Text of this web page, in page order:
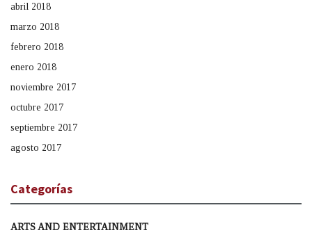
abril 2018
marzo 2018
febrero 2018
enero 2018
noviembre 2017
octubre 2017
septiembre 2017
agosto 2017
Categorías
ARTS AND ENTERTAINMENT